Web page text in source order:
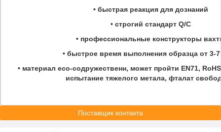
• быстрая реакция для дознаний
• строгий стандарт Q/C
• профессиональные конструкторы
• быстрое время выполнения образца от 3-
• материал eco-содружественн, может пройти EN71,
испытание тяжелого метала, фталат
Поставщик контакта